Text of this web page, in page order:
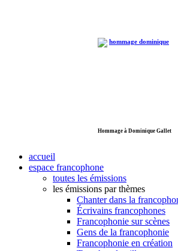
Hommage à Dominique Gallet
accueil
espace francophone
toutes les émissions
les émissions par thèmes
Chanter dans la
Écrivains francophones
Francophonie sur scènes
Gens de la francophonie
Francophonie en création